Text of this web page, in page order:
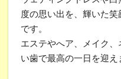
度の思い出を、輝いた
です。
エステやへア、メイク
い歯で最高の一日を迎え